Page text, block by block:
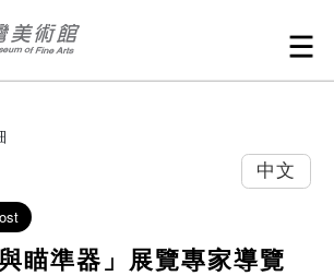
中文
瞄準器」展覽專家導覽